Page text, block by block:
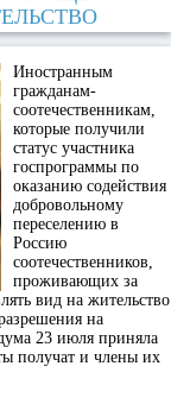
Иностранным
гражданам-
соотечественникам,
которые получили
статус участника
госпрограммы по
оказанию содействия
добровольному
переселению в
Россию
соотечественников,
проживающих за
вид на жительство
на
23 июля приняла
получат и члены их